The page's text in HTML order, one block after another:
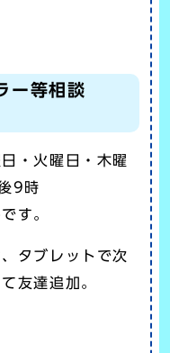
ー等相談
・火曜日・木曜
9時
す。
タブレットで次
友達追加。